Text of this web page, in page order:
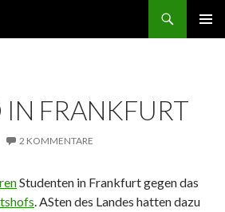
FRANKFURT
2 KOMMENTARE
Studenten in Frankfurt gegen das
. ASten des Landes hatten dazu